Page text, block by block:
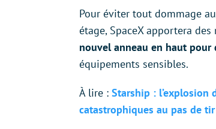
Pour éviter tout dommage
étage, SpaceX apportera
nouvel anneau en haut
équipements sensibles.
À lire : Starship : l’explosion
catastrophiques au pas de tir